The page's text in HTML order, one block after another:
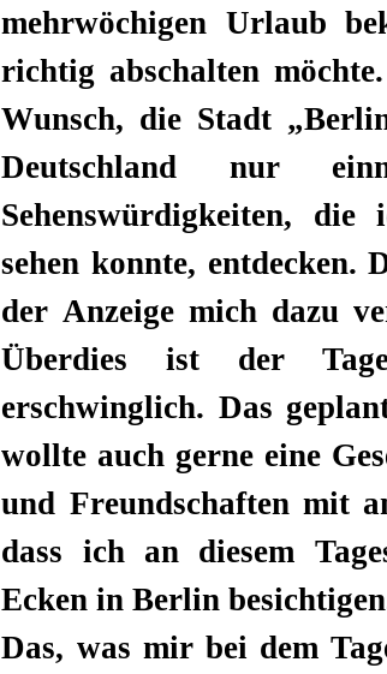
mehrwöchigen Urlaub
richtig abschalten
Wunsch, die Stadt
Deutschland nur
Sehenswürdigkeiten,
sehen konnte, entdecken.
der Anzeige mich dazu
Überdies ist der
erschwinglich. Das
wollte auch gerne eine
und Freundschaften mit
dass ich an diesem
Ecken in Berlin
Das, was mir bei dem